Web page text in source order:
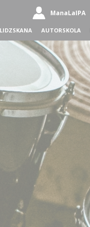
ManaLaIPA
LIDZSKANA AUTORSKOLA